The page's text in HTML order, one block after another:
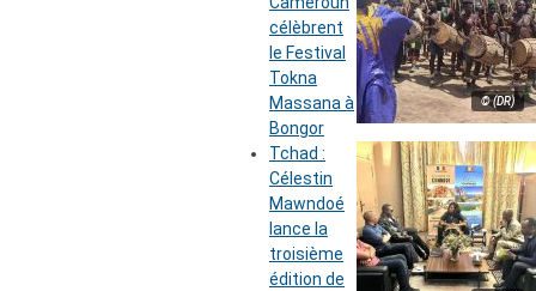
© (DR)
célèbrent
le Festival
Tokna
Massana à
Bongor
Tchad :
Célestin
Mawndoé
lance la
troisième
édition de